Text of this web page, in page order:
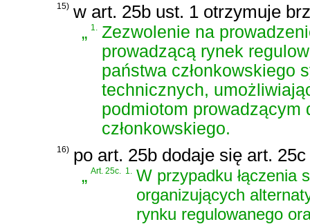
15) w art. 25b ust. 1 otrzymuje
„1. Zezwolenie na
prowadzącą rynek
państwa członkowskiego
technicznych,
podmiotom prowadzącym
członkowskiego.
16) po art. 25b dodaje się art.
„Art. 25c. 1. W przypadku łączenia
organizujących
rynku regulowanego